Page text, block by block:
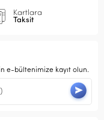
Kartlara
Taksit
e-bültenimize kayıt olun.